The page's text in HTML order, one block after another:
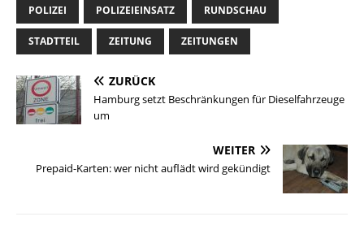
POLIZEI POLIZEIEINSATZ RUNDSCHAU
STADTTEIL ZEITUNG ZEITUNGEN
ZURÜCK
Hamburg setzt Beschränkungen für Dieselfahrzeuge
um
WEITER
Prepaid-Karten: wer nicht auflädt wird gekündigt